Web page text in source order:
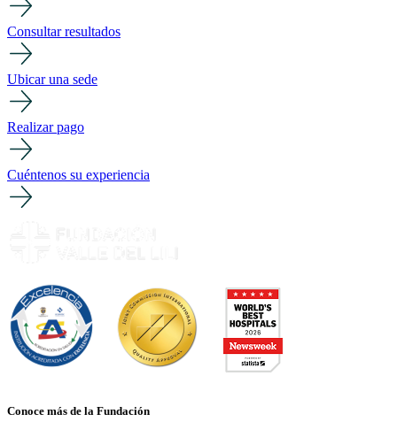
Consultar resultados
Ubicar una sede
Realizar pago
Cuéntenos su experiencia
Conoce más de la Fundación